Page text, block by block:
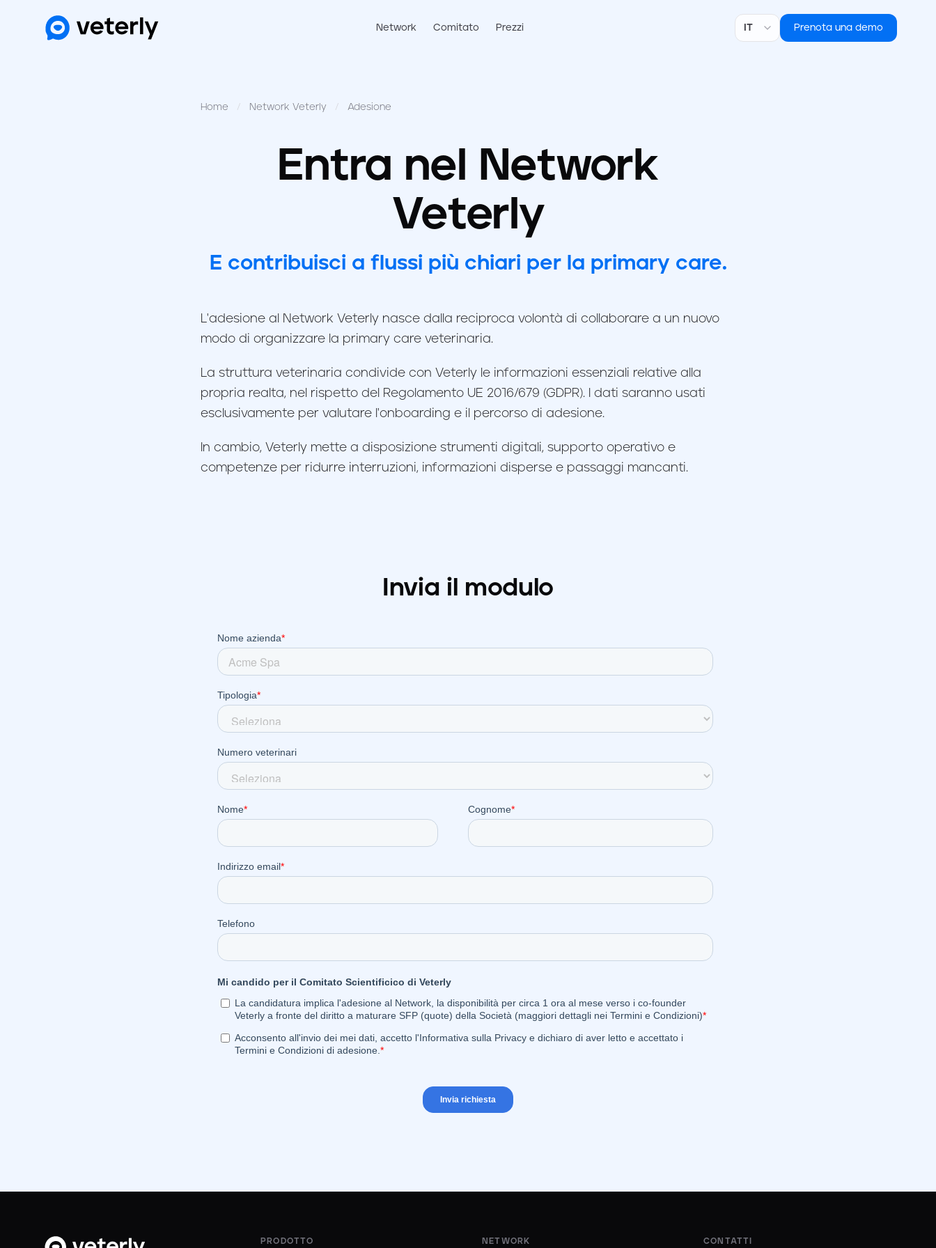
Network Comitato Prezzi
Lingua
Prenota una demo
Home / Network Veterly / Adesione
Entra nel Network
Veterly
E contribuisci a flussi più chiari per la primary care.
L'adesione al Network Veterly nasce dalla reciproca volontà di collaborare a un nuovo
modo di organizzare la primary care veterinaria.
La struttura veterinaria condivide con Veterly le informazioni essenziali relative alla
propria realta, nel rispetto del Regolamento UE 2016/679 (GDPR). I dati saranno usati
esclusivamente per valutare l'onboarding e il percorso di adesione.
In cambio, Veterly mette a disposizione strumenti digitali, supporto operativo e
competenze per ridurre interruzioni, informazioni disperse e passaggi mancanti.
Invia il modulo
PRODOTTO NETWORK CONTATTI